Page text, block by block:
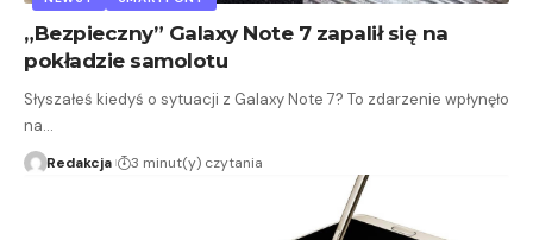
„Bezpieczny” Galaxy Note 7 zapalił się na
pokładzie samolotu
Słyszałeś kiedyś o sytuacji z Galaxy Note 7? To zdarzenie wpłynęło
na…
Redakcja 3 minut(y) czytania